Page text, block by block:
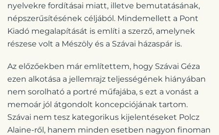
nyelvekre fordításai miatt, illetve bemutatásának,
népszerűsítésének céljából. Mindemellett a Pont
Kiadó megalapítását is említi a szerző, amelynek
részese volt a Mészöly és a Szávai házaspár is.
Az előzőekben már említettem, hogy Szávai Géza
ezen alkotása a jellemrajz teljességének hiányában
nem sorolható a portré műfajába, s ezt a vonást a
memoár jól átgondolt koncepciójának tartom.
Szávai nem tesz kategorikus kijelentéseket Polcz
Alaine-ről, hanem minden esetben nagyon finoman